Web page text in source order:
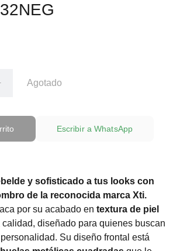
Agotado
Escribir a WhatsApp
y sofisticado a tus looks con
de la reconocida marca Xti.
por su acabado en textura de piel
calidad, diseñado para quienes buscan
Su diseño frontal está